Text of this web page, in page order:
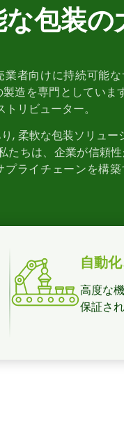
包装の
業者向けに持続可能
造を専門としていま
リビューター。
, 柔軟な包装ソリュー
たちは、企業が信頼
プライチェーンを構
自動
高度な
保証され